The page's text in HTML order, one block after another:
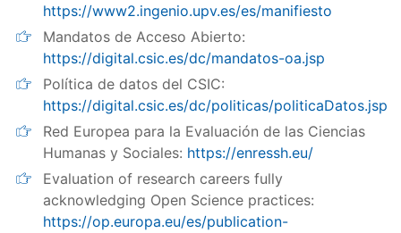
https://www2.ingenio.upv.es/es/manifiesto
Mandatos de Acceso Abierto:
https://digital.csic.es/dc/mandatos-oa.jsp
Política de datos del CSIC:
https://digital.csic.es/dc/politicas/politicaDatos.jsp
Red Europea para la Evaluación de las Ciencias
Humanas y Sociales: https://enressh.eu/
Evaluation of research careers fully
acknowledging Open Science practices:
https://op.europa.eu/es/publication-